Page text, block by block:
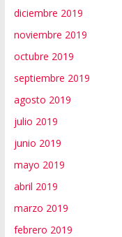
diciembre 2019
noviembre 2019
octubre 2019
septiembre 2019
agosto 2019
julio 2019
junio 2019
mayo 2019
abril 2019
marzo 2019
febrero 2019